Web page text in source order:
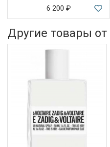
6 200 ₽
Другие товары от